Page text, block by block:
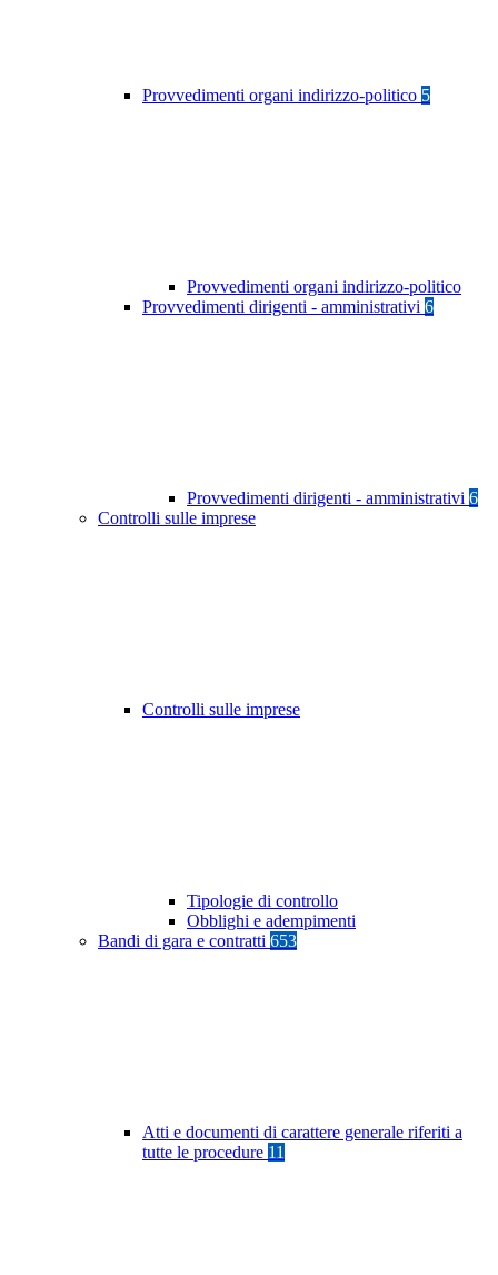
Provvedimenti organi indirizzo-politico 5
Provvedimenti organi indirizzo-politico
Provvedimenti dirigenti - amministrativi 6
Provvedimenti dirigenti - amministrativi 6
Controlli sulle imprese
Controlli sulle imprese
Tipologie di controllo
Obblighi e adempimenti
Bandi di gara e contratti 653
Atti e documenti di carattere generale riferiti a
tutte le procedure 11